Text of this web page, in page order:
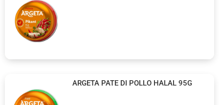
ARGETA PATE DI POLLO HALAL 95G